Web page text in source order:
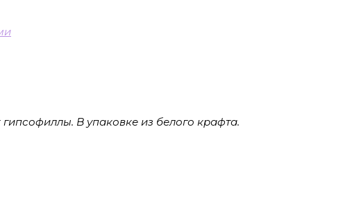
В упаковке из белого крафта.